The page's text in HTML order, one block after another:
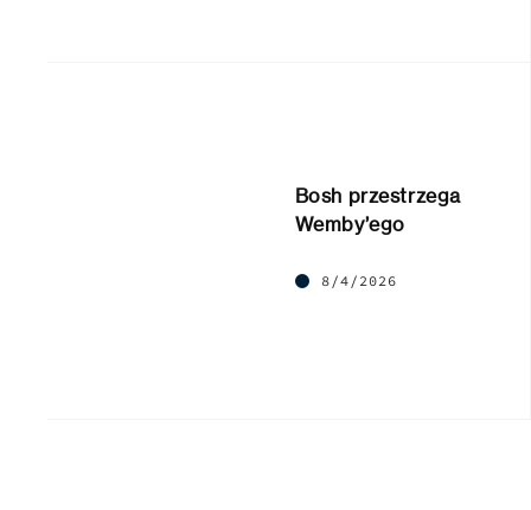
Bosh przestrzega
Wemby’ego
8/4/2026